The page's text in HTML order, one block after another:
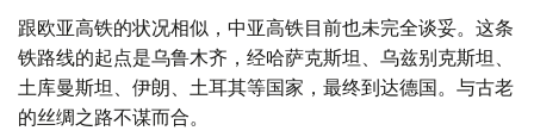
跟欧亚高铁的状况相似，中亚高铁目前也未完全谈妥。这条
铁路线的起点是乌鲁木齐，经哈萨克斯坦、乌兹别克斯坦、
土库曼斯坦、伊朗、土耳其等国家，最终到达德国。与古老
的丝绸之路不谋而合。